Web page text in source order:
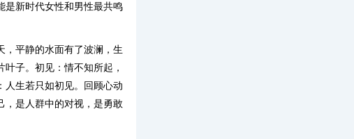
是新时代女性和男性最共鸣
，平静的水面有了波澜，生
子。初见：情不知所起，
人生若只如初见。回顾心动
，是人群中的对视，是勇敢